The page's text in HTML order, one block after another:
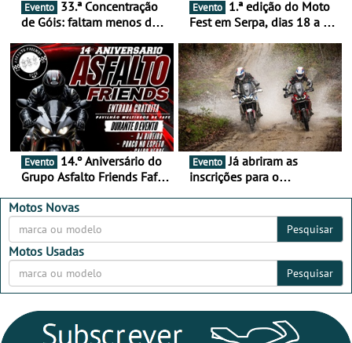
Evento
de Góis: faltam menos de
16 de agosto
Evento
Fest em Serpa, dias 18 a 20
duas rodas invade o Baixo
Alentejo
Evento
Grupo Asfalto Friends Fafe,
2026
Evento Já abriram as
inscrições para o
Motos Novas
Pesquisar
Motos Usadas
Pesquisar